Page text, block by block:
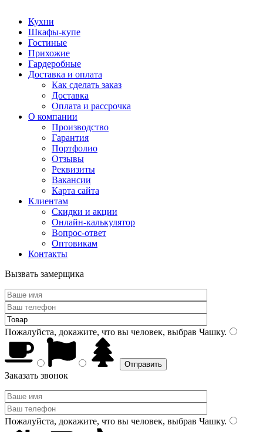
Кухни
Шкафы-купе
Гостиные
Прихожие
Гардеробные
Доставка и оплата
Как сделать заказ
Доставка
Оплата и рассрочка
О компании
Производство
Гарантия
Портфолио
Отзывы
Реквизиты
Вакансии
Карта сайта
Клиентам
Скидки и акции
Онлайн-калькулятор
Вопрос-ответ
Оптовикам
Контакты
Вызвать замерщика
Пожалуйста, докажите, что вы человек, выбрав Чашку.
Заказать звонок
Пожалуйста, докажите, что вы человек, выбрав Чашку.